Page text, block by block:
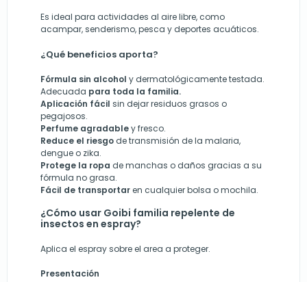
Es ideal para actividades al aire libre, como
acampar, senderismo, pesca y deportes acuáticos.
¿Qué beneficios aporta?
Fórmula sin alcohol y dermatológicamente testada.
Adecuada para toda la familia.
Aplicación fácil sin dejar residuos grasos o
pegajosos.
Perfume agradabley fresco.
Reduce el riesgo de transmisión de la malaria,
dengue o zika.
Protege la ropa de manchas o daños gracias a su
fórmula no grasa.
Fácil de transportaren cualquier bolsa o mochila.
¿Cómo usar Goibi familia repelente de
insectos en espray?
Aplica el espray sobre el area a proteger.
Presentación